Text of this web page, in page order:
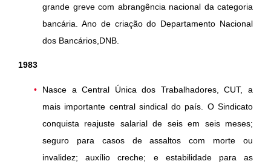
grande greve com abrangência nacional da categoria
bancária. Ano de criação do Departamento Nacional
dos Bancários,DNB.
1983
Nasce a Central Única dos Trabalhadores, CUT, a
mais importante central sindical do país. O Sindicato
conquista reajuste salarial de seis em seis meses;
seguro para casos de assaltos com morte ou
invalidez; auxílio creche; e estabilidade para as